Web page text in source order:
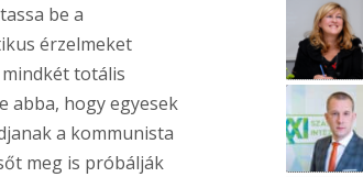
be a
érzelmeket
totális
abba, hogy egyesek
a kommunista
meg is próbálják